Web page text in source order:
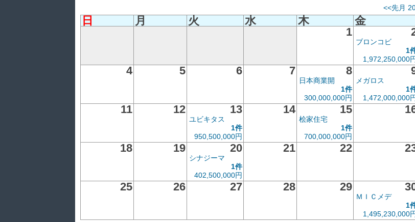
<<先月
日 月 火 水 木 金
1
ブロンコビ
1
1,972,250,000
4 5 6 7 8
日本商業開
1件
300,000,000円
メガロス
1
1,472,000,000
11 12 13
ユビキタス
1件
950,500,000円
14 15
桧家住宅
1件
700,000,000円
18 19 20
シナジーマ
1件
402,500,000円
21 22
25 26 27 28 29
ＭＩＣメデ
1
1,495,230,000